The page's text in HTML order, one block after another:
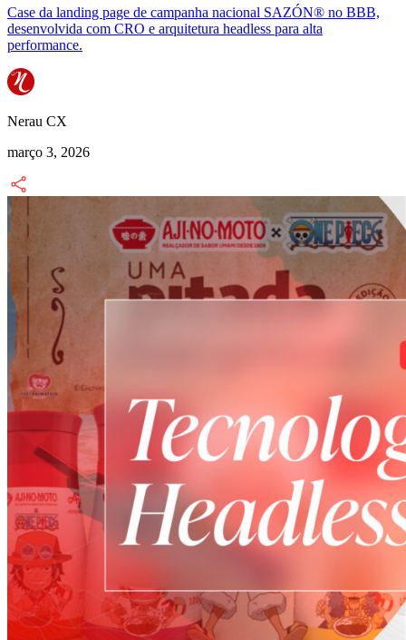
Case da landing page de campanha nacional SAZÓN® no BBB,
desenvolvida com CRO e arquitetura headless para alta
performance.
Nerau CX
março 3, 2026